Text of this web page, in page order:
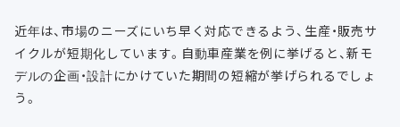
近年は、市場のニーズにいち早く対応できるよう、生産・販売サ
イクルが短期化しています。自動車産業を例に挙げると、新モ
デルの企画・設計にかけていた期間の短縮が挙げられるでしょ
う。